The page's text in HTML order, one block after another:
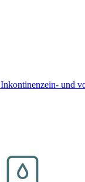
Inkontinenzein- und